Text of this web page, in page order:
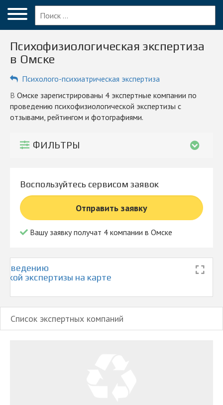
Меню
Главная
Вопрос эксперту
Компании
КОМПАНИЯМ
© 2026 Все права защищены
Психофизиологическая экспертиза
в Омске
Психолого-психиатрическая экспертиза
в Омске зарегистрированы 4 экспертные компании по
проведению психофизиологической экспертизы с
отзывами, рейтингом и фотографиями.
ФИЛЬТРЫ
Воспользуйтесь сервисом заявок
Отправить заявку
Вашу заявку получат 4 компании в Омске
экспертизы на карте
Список экспертных компаний